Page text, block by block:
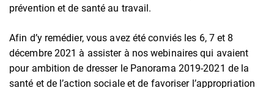
prévention et de santé au travail.
Afin d’y remédier, vous avez été conviés les 6, 7 et 8
décembre 2021 à assister à nos webinaires qui avaient
pour ambition de dresser le Panorama 2019-2021 de la
santé et de l’action sociale et de favoriser l’appropriation